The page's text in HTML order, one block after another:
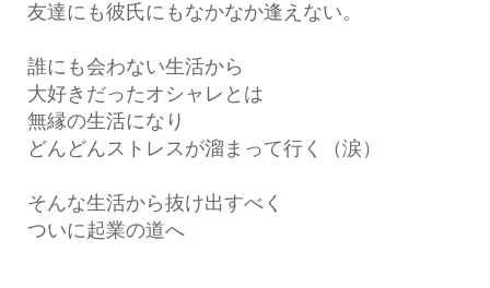
友達にも彼氏にもなかなか逢えない。
誰にも会わない生活から
大好きだったオシャレとは
無縁の生活になり
どんどんストレスが溜まって行く（涙）
そんな生活から抜け出すべく
ついに起業の道へ